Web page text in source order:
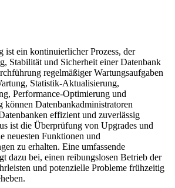
ist ein kontinuierlicher Prozess, der
Stabilität und Sicherheit einer Datenbank
regelmäßiger Wartungsaufgaben
Statistik-Aktualisierung,
Performance-Optimierung und
können Datenbankadministratoren
effizient und zuverlässig
ist die Überprüfung von Upgrades und
neuesten Funktionen und
zu erhalten. Eine umfassende
dazu bei, einen reibungslosen Betrieb der
und potenzielle Probleme frühzeitig